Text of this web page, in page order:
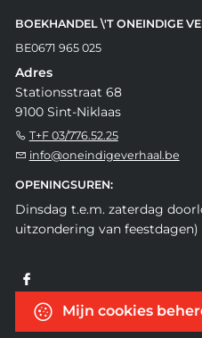
BOEKHANDEL \'T ONEINDIGE
BE0671 965 025
Adres
Stationsstraat 68
9100 Sint-Niklaas
T+F 03/776.52.25
info@oneindigeverhaal.be
OPENINGSUREN:
Dinsdag t.e.m. zaterdag
uitzondering van feestdagen)
Mijn cookies